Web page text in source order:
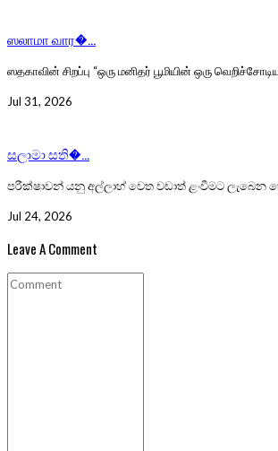
ஸலாமா வார�...
ஸதகாவின் சிறப்பு “ஒரு மனிதர் பூமியின் ஒரு
Jul 31, 2026
සලාමා සති�...
පරීක්ෂාවන් යනු අල්ලාහ් වෙත වඩාත් ළංවීමට ලැබෙන
Jul 24, 2026
Leave A Comment